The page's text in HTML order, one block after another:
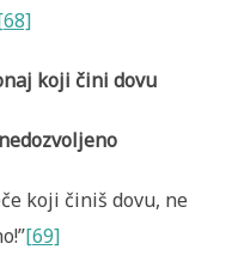
koji čini dovu
koji činiš dovu, ne
[69]